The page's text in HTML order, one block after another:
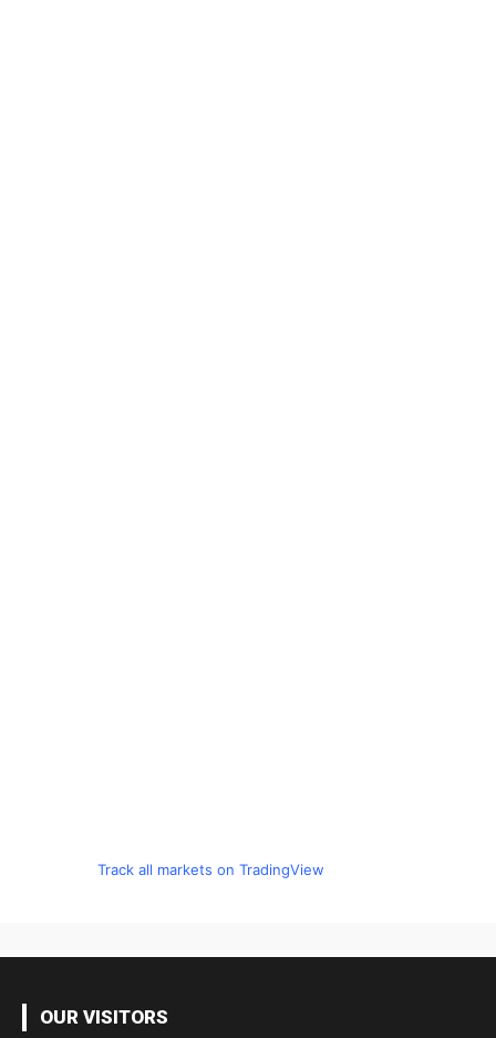
Track all markets on TradingView
OUR VISITORS